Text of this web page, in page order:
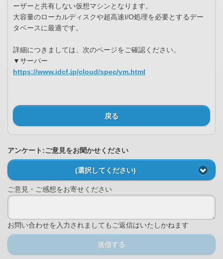
ーザーと共有しない仮想マシンとなります。
大容量のローカルディスクや超高速I/O処理を必要とするデー
タベースに最適です。
詳細につきましては、次のページをご確認ください。
▼サーバー
https://www.idcf.jp/cloud/spec/vm.html
戻る
アンケート:ご意見をお聞かせください
(選択してください)
ご意見・ご感想をお寄せください
お問い合わせを入力されましてもご返信はいたしかねます
送信する